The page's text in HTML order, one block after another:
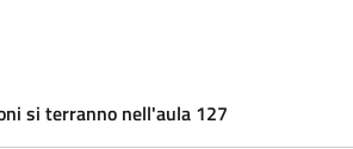
si terranno nell'aula 127